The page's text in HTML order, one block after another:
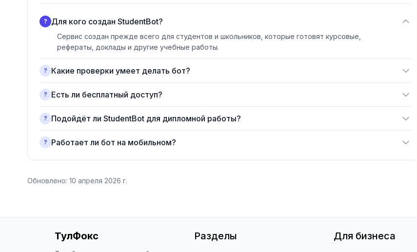
? Для кого создан StudentBot?
Сервис создан прежде всего для студентов и школьников, которые готовят курсовые,
рефераты, доклады и другие учебные работы.
? Какие проверки умеет делать бот?
? Есть ли бесплатный доступ?
? Подойдёт ли StudentBot для дипломной работы?
? Работает ли бот на мобильном?
Обновлено: 10 апреля 2026 г.
ТулФокс Разделы Для бизнеса